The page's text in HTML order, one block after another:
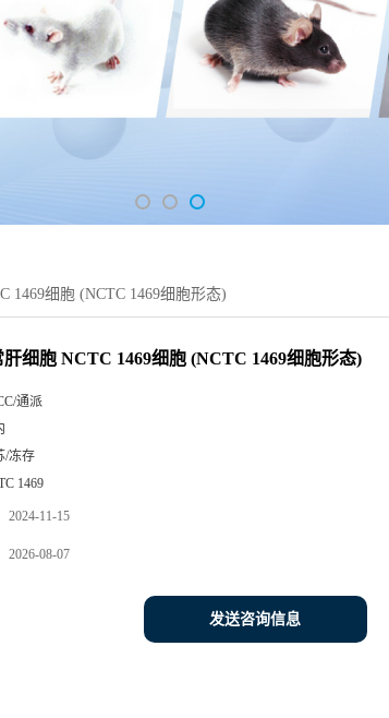
1469细胞 (NCTC 1469细胞形态)
细胞 NCTC 1469细胞 (NCTC 1469细胞形态)
通派
/冻存
1469
2024-11-15
2026-08-07
发送咨询信息